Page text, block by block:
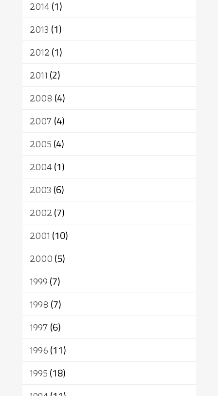
2014(1)
2013 (1)
2012(1)
2011 (2)
2008 (4)
2007(4)
2005(4)
2004(1)
2003 (6)
2002(7)
2001 (10)
2000(5)
1999(7)
1998 (7)
1997(6)
1996(11)
1995(18)